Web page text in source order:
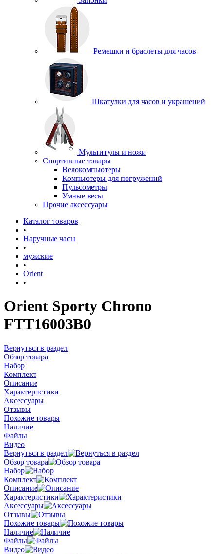
Ремешки и браслеты для часов
Шкатулки для часов и украшений
Мультитулы и ножи
Спортивные товары
Велокомпьютеры
Компьютеры для погружений
Пульсометры
Умные весы
Прочие аксессуары
Каталог товаров
•
Наручные часы
•
мужские
•
Orient
•
Orient Sporty Chrono
FTT16003B0
Вернуться в раздел
Обзор товара
Набор
Комплект
Описание
Характеристики
Аксессуары
Отзывы
Похожие товары
Наличие
Файлы
Видео
Вернуться в раздел
Обзор товара
Набор
Комплект
Описание
Характеристики
Аксессуары
Отзывы
Похожие товары
Наличие
Файлы
Видео